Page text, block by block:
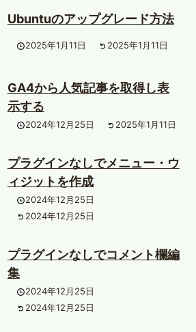
Ubuntuのアップグレード方法
2025年1月11日 2025年1月11日
GA4から人気記事を取得し表
示する
2024年12月25日 2025年1月11日
プラグインなしでメニュー・ウ
ィジットを作成
2024年12月25日
2024年12月25日
プラグインなしでコメント欄編
集
2024年12月25日
2024年12月25日